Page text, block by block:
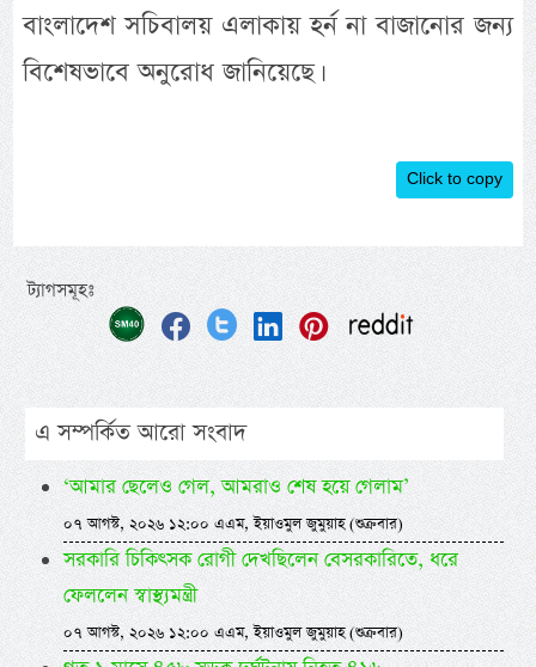
বাংলাদেশ সচিবালয় এলাকায় হর্ন না বাজানোর জন্য
বিশেষভাবে অনুরোধ জানিয়েছে।
Click to copy
ট্যাগসমূহঃ
এ সম্পর্কিত আরো সংবাদ
‘আমার ছেলেও গেল, আমরাও শেষ হয়ে গেলাম’
০৭ আগস্ট, ২০২৬ ১২:০০ এএম, ইয়াওমুল জুমুয়াহ (শুক্রবার)
সরকারি চিকিৎসক রোগী দেখছিলেন বেসরকারিতে, ধরে
ফেললেন স্বাস্থ্যমন্ত্রী
০৭ আগস্ট, ২০২৬ ১২:০০ এএম, ইয়াওমুল জুমুয়াহ (শুক্রবার)